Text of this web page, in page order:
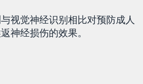
视觉神经识别相比对预防成人
神经损伤的效果。